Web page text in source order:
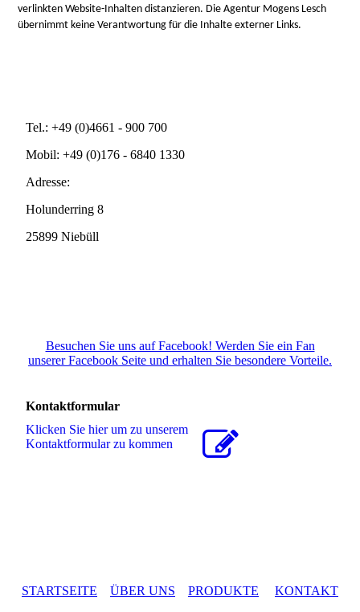
verlinkten Website-Inhalten distanzieren. Die Agentur Mogens Lesch
übernimmt keine Verantwortung für die Inhalte externer Links.
Tel.: +49 (0)4661 - 900 700
Mobil: +49 (0)176 - 6840 1330
Adresse:
Holunderring 8
25899 Niebüll
Besuchen Sie uns auf Facebook! Werden Sie ein Fan
unserer Facebook Seite und erhalten Sie besondere Vorteile.
Kontaktformular
Klicken Sie hier um zu unserem
Kon­takt­for­mu­lar zu kommen
STARTSEITE ÜBER UNS PRODUKTE KONTAKT